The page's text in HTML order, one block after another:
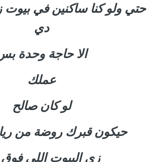
حتي ولو كنا ساكنين في
دي
الا حاجة وحدة
عملك
لو كان صالح
حيكون قبرك روضة من
زي البيوت اللي